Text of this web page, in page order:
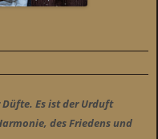
Es ist der Urduft
des Friedens und